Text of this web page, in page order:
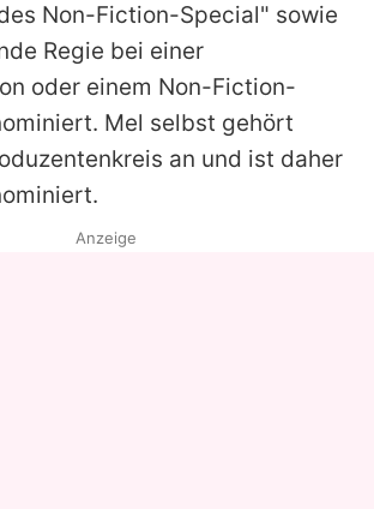
Non-Fiction-Special" sowie
Regie bei einer
oder einem Non-Fiction-
Mel selbst gehört
an und ist daher
Anzeige